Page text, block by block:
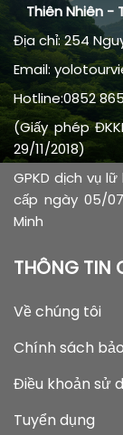
Thiên Nhiên -
Địa chỉ: 254
Email:
Hotline:0852
(Giấy phép
29/11/2018)
GPKD dịch vụ lữ
cấp ngày 05/
Minh
THÔNG TIN
Về chúng tôi
Chính sách
Điều khoản sử
Tuyển dụng